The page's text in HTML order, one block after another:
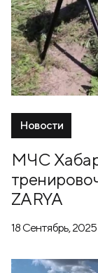
Новости
МЧС
ZARYA
18 Сентябрь, 2025